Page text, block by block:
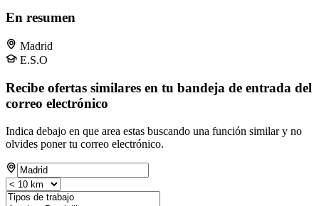
En resumen
Madrid
E.S.O
Recibe ofertas similares en tu bandeja de entrada del
correo electrónico
Indica debajo en que area estas buscando una función similar y no
olvides poner tu correo electrónico.